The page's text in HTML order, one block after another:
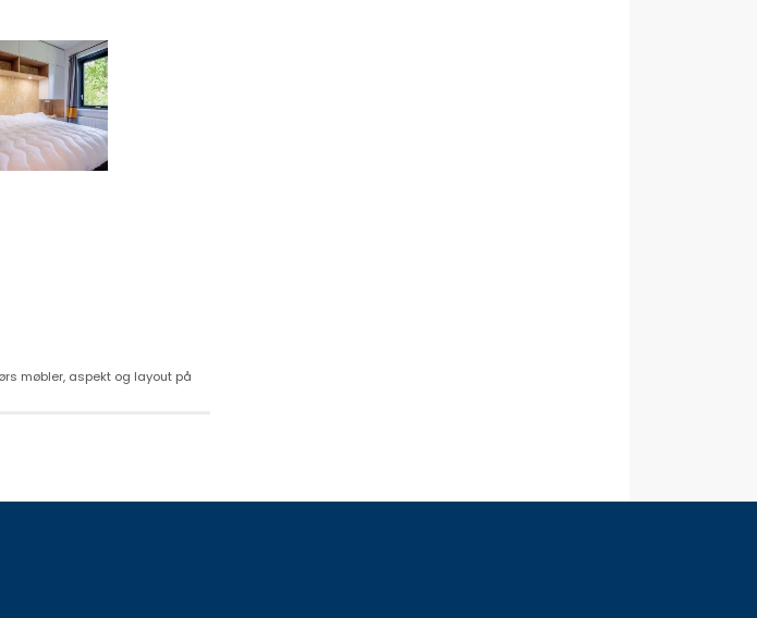
møbler, aspekt og layout på